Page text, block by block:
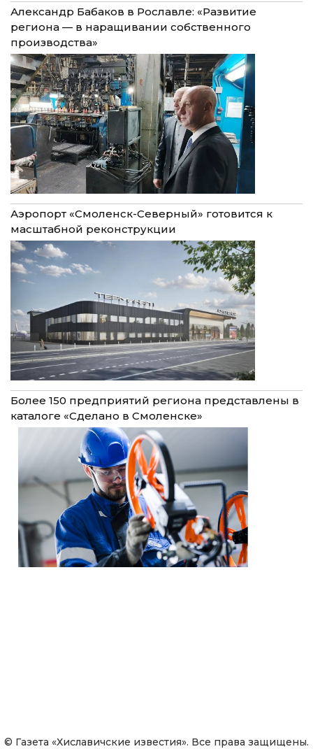
Александр Бабаков в Рославле: «Развитие
региона — в наращивании собственного
производства»
Аэропорт «Смоленск-Северный» готовится к
масштабной реконструкции
Более 150 предприятий региона представлены в
каталоге «Сделано в Смоленске»
© Газета «Хиславичские известия». Все права защищены.